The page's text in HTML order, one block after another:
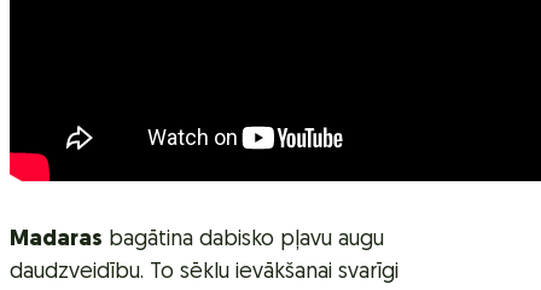
Madaras bagātina dabisko pļavu augu
daudzveidību. To sēklu ievākšanai svarīgi